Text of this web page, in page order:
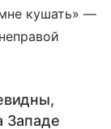
кушать» —
Западе